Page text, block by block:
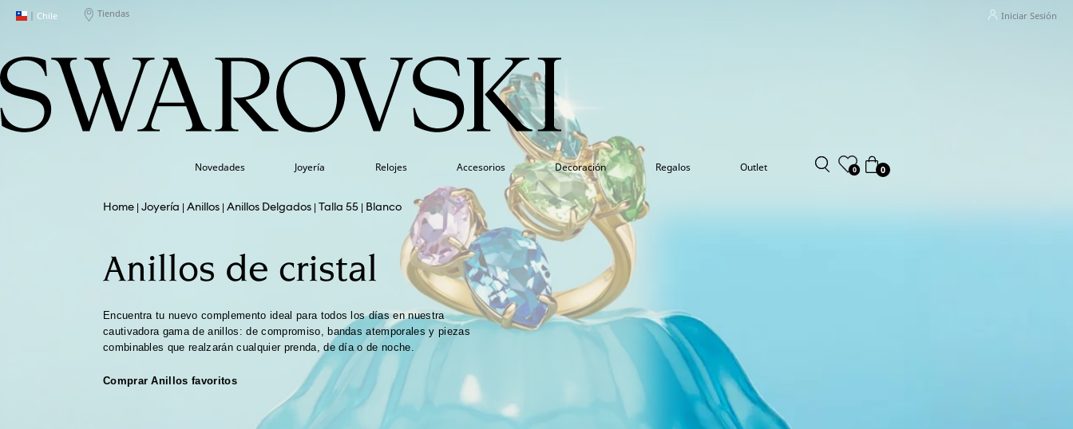
| Chile Tiendas Iniciar Sesión
Novedades Joyería Relojes Accesorios Decoración Regalos Outlet 0 0
Joyería Anillos Anillos Delgados Talla 55 Blanco
Anillos de cristal
Encuentra tu nuevo complemento ideal para todos los días en nuestra
cautivadora gama de anillos: de compromiso, bandas atemporales y piezas
combinables que realzarán cualquier prenda, de día o de noche.
Comprar Anillos favoritos